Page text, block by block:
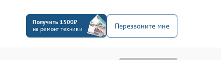
Получить 1500₽
на ремонт техники
Перезвоните мне